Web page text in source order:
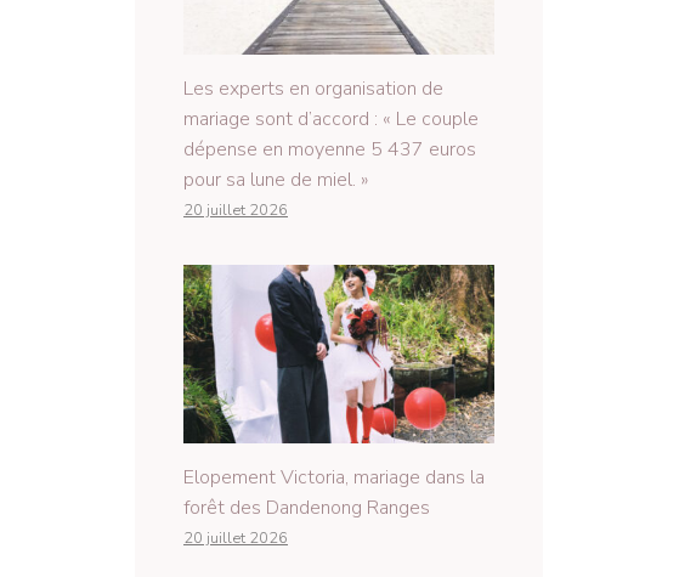
Les experts en organisation de
mariage sont d’accord : « Le couple
dépense en moyenne 5 437 euros
pour sa lune de miel. »
20 juillet 2026
Elopement Victoria, mariage dans la
forêt des Dandenong Ranges
20 juillet 2026